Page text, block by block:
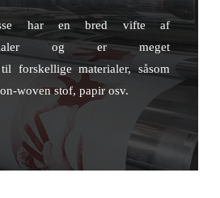
har en bred vifte af
og er meget
forskellige materialer, såsom
woven stof, papir osv.